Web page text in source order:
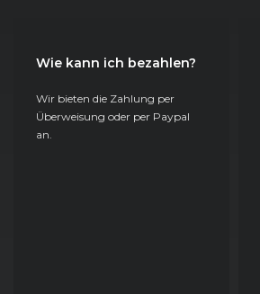
Wie kann ich bezahlen?
Wir bieten die Zahlung per
Überweisung oder per Paypal
an.